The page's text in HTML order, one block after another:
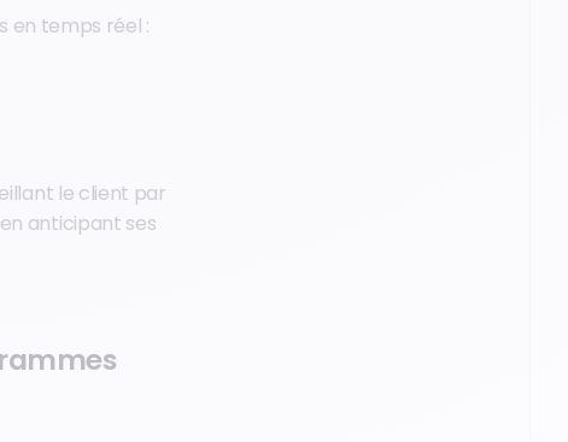
en temps réel :
le client par
anticipant ses